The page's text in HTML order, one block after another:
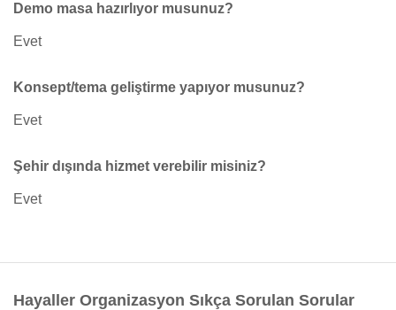
Demo masa hazırlıyor musunuz?
Evet
Konsept/tema geliştirme yapıyor musunuz?
Evet
Şehir dışında hizmet verebilir misiniz?
Evet
Hayaller Organizasyon Sıkça Sorulan Sorular